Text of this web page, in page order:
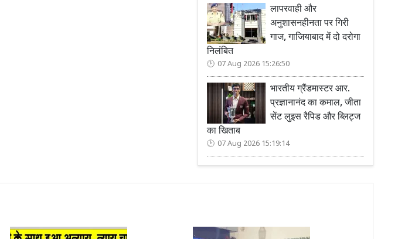
लापरवाही और
अनुशासनहीनता पर गिरी
गाज, गाजियाबाद में दो दरोगा
निलंबित
07 Aug 2026 15:26:50
भारतीय ग्रैंडमास्टर आर.
प्रज्ञानानंद का कमाल, जीता
सेंट लुइस रैपिड और ब्लिट्ज
का खिताब
07 Aug 2026 15:19:14